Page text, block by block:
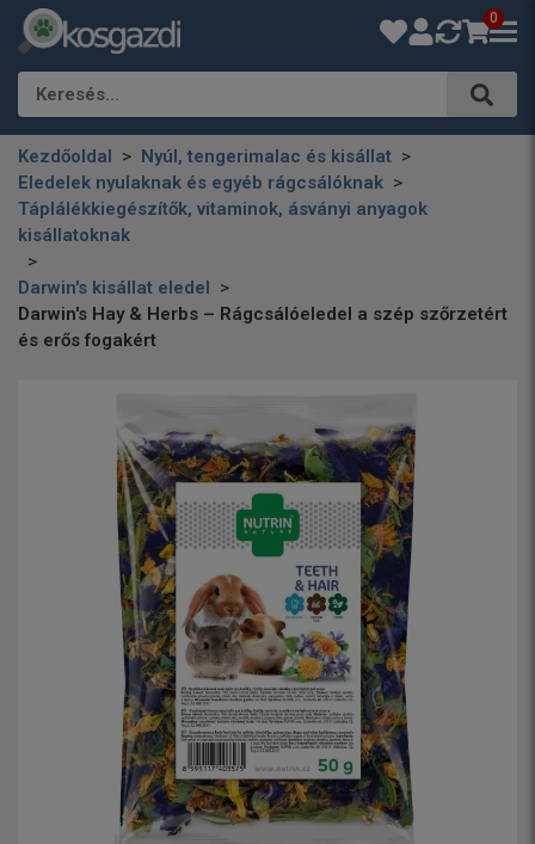
0
Keresés…
Kezdőoldal
Nyúl, tengerimalac és kisállat
Eledelek nyulaknak és egyéb rágcsálóknak
Táplálékkiegészítők, vitaminok, ásványi anyagok
kisállatoknak
Darwin's kisállat eledel
Darwin's Hay & Herbs – Rágcsálóeledel a szép szőrzetért
és erős fogakért